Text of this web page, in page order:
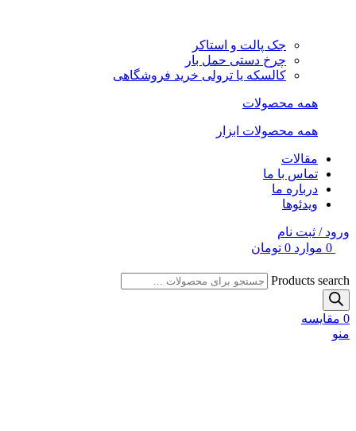
جک پالت و استاکر
چرخ دستی حمل بار
کالسکه یا ترولی خرید فروشگاهی
همه محصولات
همه محصولات ابزار
مقالات
تماس با ما
درباره ما
ویدئوها
ورود / ثبت نام
0 موارد 0 تومان
Products search
0 مقایسه
منو